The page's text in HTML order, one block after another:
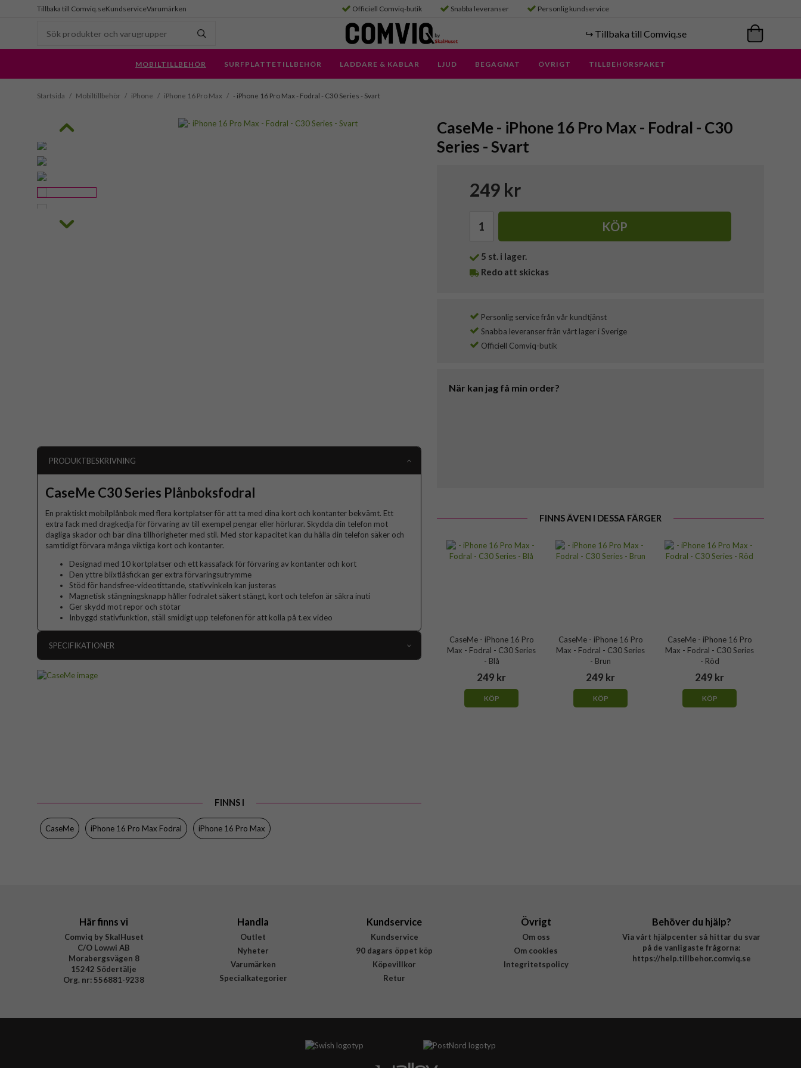
Tillbaka till Comviq.seKundserviceVarumärken Officiell Comviq-butik Snabba leveranser Personlig kundservice
↪️ Tillbaka till Comviq.se
MOBILTILLBEHÖR SURFPLATTETILLBEHÖR LADDARE & KABLAR LJUD BEGAGNAT ÖVRIGT TILLBEHÖRSPAKET
Startsida / Mobiltillbehör / iPhone / iPhone 16 Pro Max / - iPhone 16 Pro Max - Fodral - C30 Series - Svart
CaseMe - iPhone 16 Pro Max - Fodral - C30
Series - Svart
249 kr
KÖP
5 st. i lager.
Redo att skickas
Personlig service från vår kundtjänst
Snabba leveranser från vårt lager i Sverige
Officiell Comviq-butik
När kan jag få min order?
FINNS ÄVEN I DESSA FÄRGER
CaseMe - iPhone 16 Pro
Max - Fodral - C30 Series
- Blå
249 kr
KÖP
CaseMe - iPhone 16 Pro
Max - Fodral - C30 Series
- Brun
249 kr
KÖP
CaseMe - iPhone 16 Pro
Max - Fodral - C30 Series
- Röd
249 kr
KÖP
PRODUKTBESKRIVNING
CaseMe C30 Series Plånboksfodral
En praktiskt mobilplånbok med flera kortplatser för att ta med dina kort och kontanter bekvämt. Ett
extra fack med dragkedja för förvaring av till exempel pengar eller hörlurar. Skydda din telefon mot
dagliga skador och bär dina tillhörigheter med stil. Med stor kapacitet kan du hålla din telefon säker och
samtidigt förvara många viktiga kort och kontanter.
Designad med 10 kortplatser och ett kassafack för förvaring av kontanter och kort
Den yttre blixtlåsfickan ger extra förvaringsutrymme
Stöd för handsfree-videotittande, stativvinkeln kan justeras
Magnetisk stängningsknapp håller fodralet säkert stängt, kort och telefon är säkra inuti
Ger skydd mot repor och stötar
Inbyggd stativfunktion, ställ smidigt upp telefonen för att kolla på t.ex video
SPECIFIKATIONER
FINNS I
CaseMe iPhone 16 Pro Max Fodral iPhone 16 Pro Max
Här finns vi
Comviq by SkalHuset
C/O Lowwi AB
Morabergsvägen 8
15242 Södertälje
Org. nr: 556881-9238
Handla
Outlet
Nyheter
Varumärken
Specialkategorier
Kundservice
Kundservice
90 dagars öppet köp
Köpevillkor
Retur
Övrigt
Om oss
Om cookies
Integritetspolicy
Behöver du hjälp?
Via vårt hjälpcenter så hittar du svar
på de vanligaste frågorna:
https://help.tillbehor.comviq.se